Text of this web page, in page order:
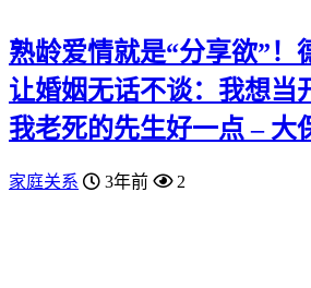
熟龄爱情就是“分享欲”！
让婚姻无话不谈：我想当
我老死的先生好一点 – 大
家庭关系 3年前 2